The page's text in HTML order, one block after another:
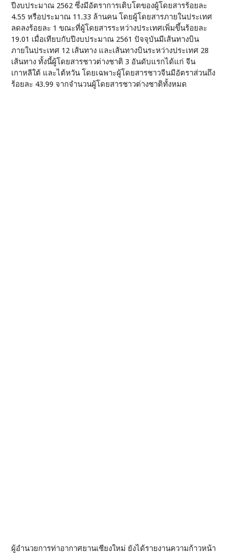
ปีงบประมาณ 2562 ซึ่งมีอัตราการเติบโตของผู้โดยสารร้อยละ
4.55 หรือประมาณ 11.33 ล้านคน โดยผู้โดยสารภายในประเทศ
ลดลงร้อยละ 1 ขณะที่ผู้โดยสารระหว่างประเทศเพิ่มขึ้นร้อยละ
19.01 เมื่อเทียบกับปีงบประมาณ 2561 ปัจจุบันมีเส้นทางบิน
ภายในประเทศ 12 เส้นทาง และเส้นทางบินระหว่างประเทศ 28
เส้นทาง ทั้งนี้ผู้โดยสารชาวต่างชาติ 3 อันดับแรกได้แก่ จีน
เกาหลีใต้ และไต้หวัน โดยเฉพาะผู้โดยสารชาวจีนมีอัตราส่วนถึง
ร้อยละ 43.99 จากจำนวนผู้โดยสารชาวต่างชาติทั้งหมด
ผู้อำนวยการท่าอากาศยานเชียงใหม่ ยังได้รายงานความก้าวหน้า